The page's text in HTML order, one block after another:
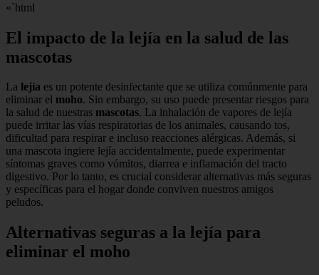
«`html
El impacto de la lejía en la salud de las
mascotas
La lejía es un potente desinfectante que se utiliza comúnmente para
eliminar el moho. Sin embargo, su uso puede presentar riesgos para
la salud de nuestras mascotas. La inhalación de vapores de lejía
puede irritar las vías respiratorias de los animales, causando tos,
dificultad para respirar e incluso reacciones alérgicas. Además, si
una mascota ingiere lejía accidentalmente, puede experimentar
síntomas graves como vómitos, diarrea e inflamación del tracto
digestivo. Por lo tanto, es crucial considerar alternativas más seguras
y específicas para el hogar donde conviven nuestros amigos
peludos.
Alternativas seguras a la lejía para
eliminar el moho